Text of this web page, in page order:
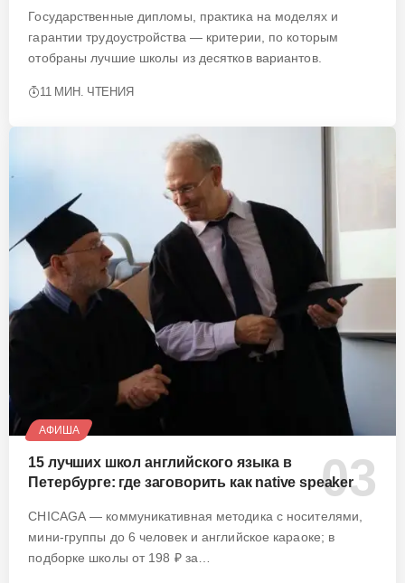
Государственные дипломы, практика на моделях и
гарантии трудоустройства — критерии, по которым
отобраны лучшие школы из десятков вариантов.
11 МИН. ЧТЕНИЯ
АФИША
15 лучших школ английского языка в
Петербурге: где заговорить как native speaker
CHICAGA — коммуникативная методика с носителями,
мини-группы до 6 человек и английское караоке; в
подборке школы от 198 ₽ за…